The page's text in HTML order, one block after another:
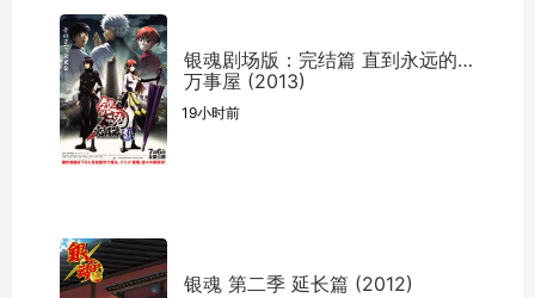
银魂剧场版：完结篇 直到永远的
万事屋 (2013)
19小时前
银魂 第二季 延长篇 (2012)